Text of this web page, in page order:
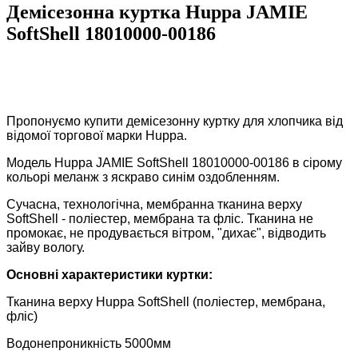
Демісезонна куртка Huppa JAMIE
SoftShell 18010000-00186
Пропонуємо купити демісезонну куртку для хлопчика від
відомої торгової марки Huppa.
Модель Huppa JAMIE SoftShell 18010000-00186 в сірому
кольорі меланж з яскраво синім оздобленням.
Сучасна, технологічна, мембранна тканина верху
SoftShell - поліестер, мембрана та фліс. Тканина не
промокає, не продувається вітром, "дихає", відводить
зайву вологу.
Основні характеристики куртки:
Тканина верху Huppa SoftShell (поліестер, мембрана,
фліс)
Водонепроникність 5000мм